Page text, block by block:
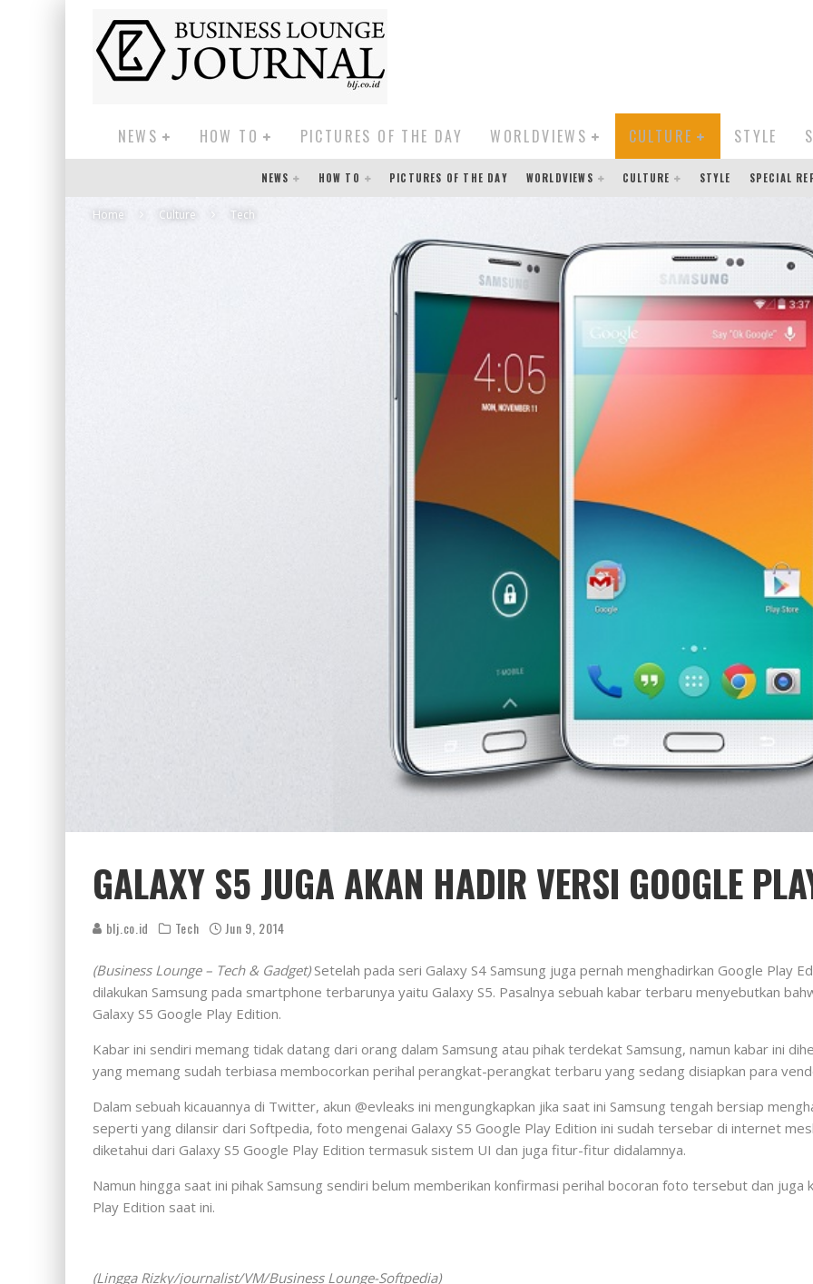
NEWS HOW TO PICTURES OF THE DAY WORLDVIEWS CULTURE STYLE
NEWS HOW TO PICTURES OF THE DAY WORLDVIEWS CULTURE STYLE SPECIAL
Home Culture Tech
GALAXY S5 JUGA AKAN HADIR VERSI GOOGLE
blj.co.id Tech Jun 9, 2014
(Business Lounge – Tech & Gadget)Setelah pada seri Galaxy S4 Samsung juga pernah menghadirkan Google Play
dilakukan Samsung pada smartphone terbarunya yaitu Galaxy S5. Pasalnya sebuah kabar terbaru menyebutkan
Galaxy S5 Google Play Edition.
Kabar ini sendiri memang tidak datang dari orang dalam Samsung atau pihak terdekat Samsung, namun kabar ini
yang memang sudah terbiasa membocorkan perihal perangkat-perangkat terbaru yang sedang disiapkan para
Dalam sebuah kicauannya di Twitter, akun @evleaks ini mengungkapkan jika saat ini Samsung tengah bersiap
seperti yang dilansir dari Softpedia, foto mengenai Galaxy S5 Google Play Edition ini sudah tersebar di internet
diketahui dari Galaxy S5 Google Play Edition termasuk sistem UI dan juga fitur-fitur didalamnya.
Namun hingga saat ini pihak Samsung sendiri belum memberikan konfirmasi perihal bocoran foto tersebut dan juga
Play Edition saat ini.
(Lingga Rizky/journalist/VM/Business Lounge-Softpedia)